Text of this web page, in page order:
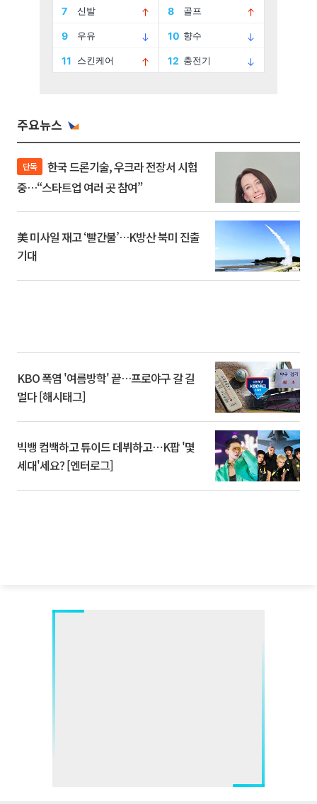
주요뉴스
단독
중…“스타트업 여러 곳 참여”
美 미사일 재고 ‘빨간불’…K방산 북미 진출
기대
KBO 폭염 '여름방학' 끝…프로야구 갈 길
멀다 [해시태그]
빅뱅 컴백하고 튜이드 데뷔하고⋯K팝 '몇
세대'세요? [엔터로그]